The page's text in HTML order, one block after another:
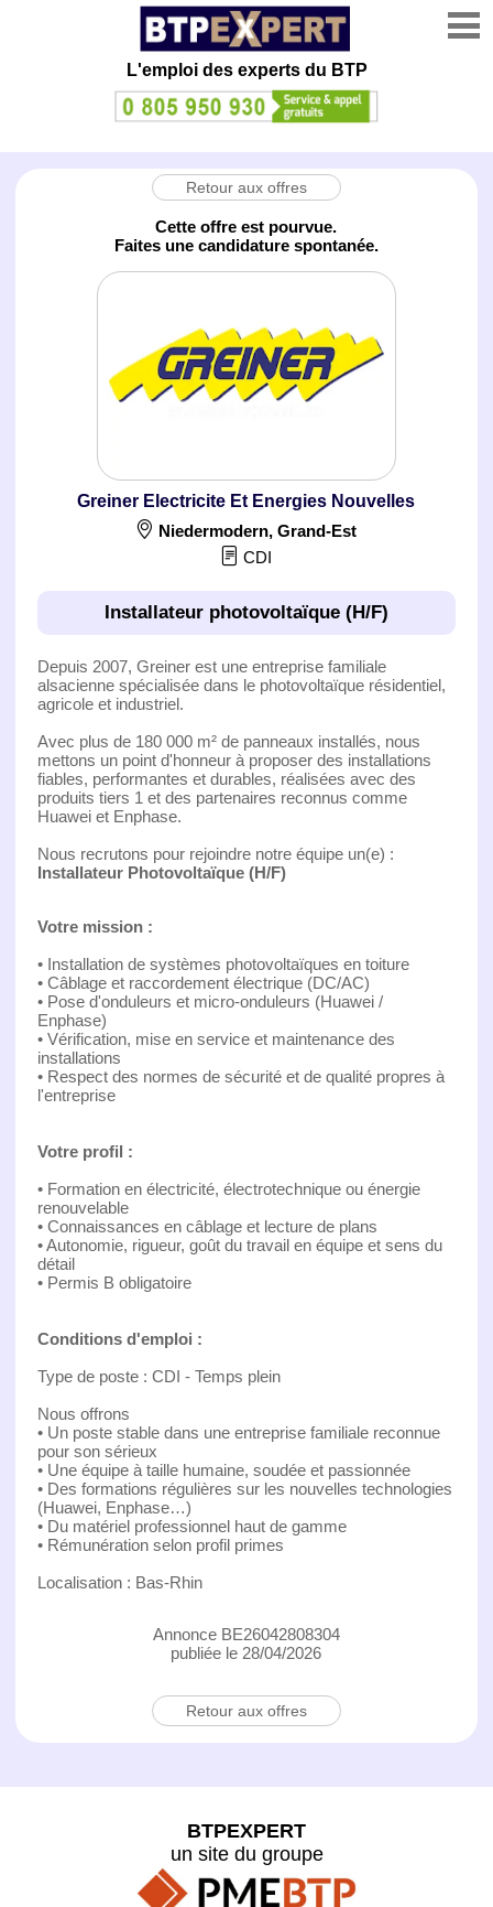
L'emploi des experts du BTP
Retour aux offres
Cette offre est pourvue.
Faites une candidature spontanée.
Greiner Electricite Et Energies Nouvelles
Niedermodern,Grand-Est
CDI
Installateur photovoltaïque (H/F)
Depuis 2007, Greiner est une entreprise familiale
alsacienne spécialisée dans le photovoltaïque résidentiel,
agricole et industriel.
Avec plus de 180 000 m² de panneaux installés, nous
mettons un point d'honneur à proposer des installations
fiables, performantes et durables, réalisées avec des
produits tiers 1 et des partenaires reconnus comme
Huawei et Enphase.
Nous recrutons pour rejoindre notre équipe un(e) :
Installateur Photovoltaïque (H/F)
Votre mission :
• Installation de systèmes photovoltaïques en toiture
• Câblage et raccordement électrique (DC/AC)
• Pose d'onduleurs et micro-onduleurs (Huawei /
Enphase)
• Vérification, mise en service et maintenance des
installations
• Respect des normes de sécurité et de qualité propres à
l'entreprise
Votre profil :
• Formation en électricité, électrotechnique ou énergie
renouvelable
• Connaissances en câblage et lecture de plans
• Autonomie, rigueur, goût du travail en équipe et sens du
détail
• Permis B obligatoire
Conditions d'emploi :
Type de poste : CDI - Temps plein
Nous offrons
• Un poste stable dans une entreprise familiale reconnue
pour son sérieux
• Une équipe à taille humaine, soudée et passionnée
• Des formations régulières sur les nouvelles technologies
(Huawei, Enphase…)
• Du matériel professionnel haut de gamme
• Rémunération selon profil primes
Localisation : Bas-Rhin
Annonce BE26042808304
publiée le 28/04/2026
Retour aux offres
BTPEXPERT
un site du groupe